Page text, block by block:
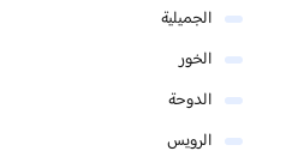
الجميلية
الخور
الدوحة
الرويس